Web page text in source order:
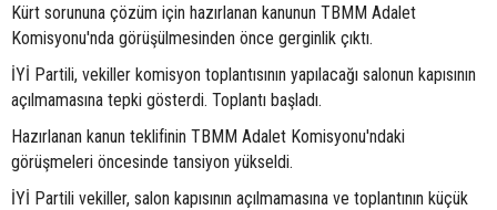
Kürt sorununa çözüm için hazırlanan kanunun TBMM Adalet
Komisyonu'nda görüşülmesinden önce gerginlik çıktı.
İYİ Partili, vekiller komisyon toplantısının yapılacağı salonun kapısının
açılmamasına tepki gösterdi. Toplantı başladı.
Hazırlanan kanun teklifinin TBMM Adalet Komisyonu'ndaki
görüşmeleri öncesinde tansiyon yükseldi.
İYİ Partili vekiller, salon kapısının açılmamasına ve toplantının küçük